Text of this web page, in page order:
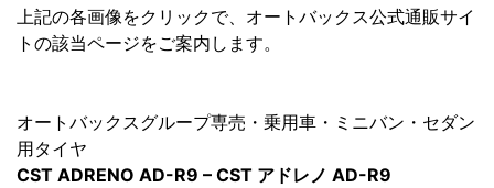
上記の各画像をクリックで、オートバックス公式通販サイ
トの該当ページをご案内します。
オートバックスグループ専売・乗用車・ミニバン・セダン
用タイヤ
CST ADRENO AD-R9 – CST アドレノ AD-R9